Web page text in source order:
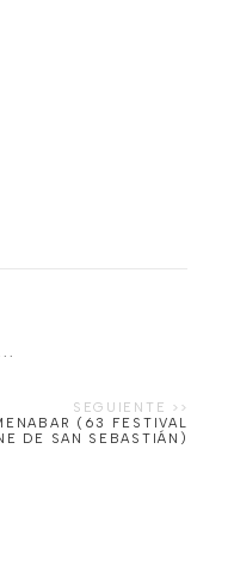
(63 FESTIVAL
DE SAN SEBASTIÁN)